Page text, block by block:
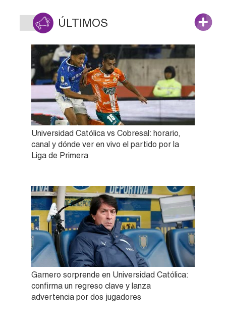
ÚLTIMOS
Universidad Católica vs Cobresal: horario,
canal y dónde ver en vivo el partido por la
Liga de Primera
Garnero sorprende en Universidad Católica:
confirma un regreso clave y lanza
advertencia por dos jugadores